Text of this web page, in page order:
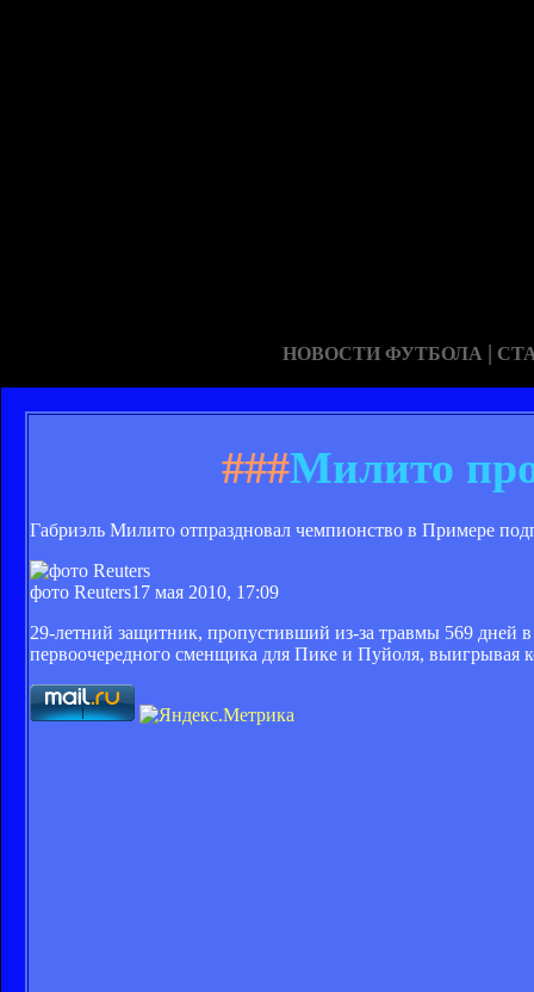
НОВОСТИ ФУТБОЛА |
###Милито
Габриэль Милито отпраздновал чемпионство в Примере
фото Reuters17 мая 2010, 17:09
29-летний защитник, пропустивший из-за травмы 569 дней
первоочередного сменщика для Пике и Пуйоля,